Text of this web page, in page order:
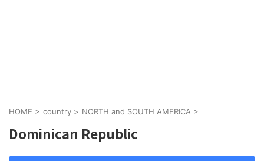
HOME > country > NORTH and SOUTH AMERICA >
Dominican Republic